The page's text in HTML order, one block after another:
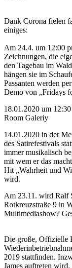
Dank Corona fielen
einiges:
Am 24.4. um 12:00
Zeichnungen, die
den Tagebau im
hängen sie im
Passanten werden
Demo von „Fridays
18.01.2020 um
Room Galeriy
14.01.2020 in der
des Satirefestivals
immer musikalisch
mit wem er das
Hit „Wahrheit und
wird.
Am 23.11. wird Ralf
Rotkreuzstraße 9 in
Multimediashow?
Die große, Offizielle
2019 stattfinden.
James auftreten